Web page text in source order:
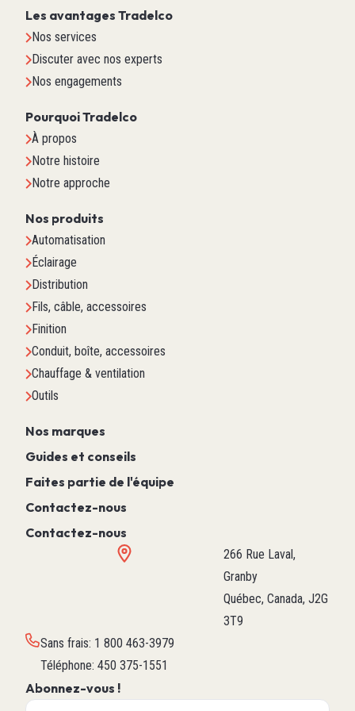
Les avantages Tradelco
Nos services
Discuter avec nos experts
Nos engagements
Pourquoi Tradelco
À propos
Notre histoire
Notre approche
Nos produits
Automatisation
Éclairage
Distribution
Fils, câble, accessoires
Finition
Conduit, boîte, accessoires
Chauffage & ventilation
Outils
Nos marques
Guides et conseils
Faites partie de l'équipe
Contactez-nous
Contactez-nous
266 Rue Laval,
Granby
Québec, Canada, J2G
3T9
Sans frais: 1 800 463-3979
Téléphone: 450 375-1551
Abonnez-vous !